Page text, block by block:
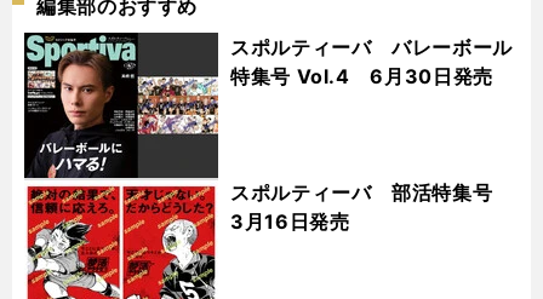
編集部のおすすめ
スポルティーバ バレーボール
特集号 Vol.4 6月30日発売
スポルティーバ 部活特集号
3月16日発売